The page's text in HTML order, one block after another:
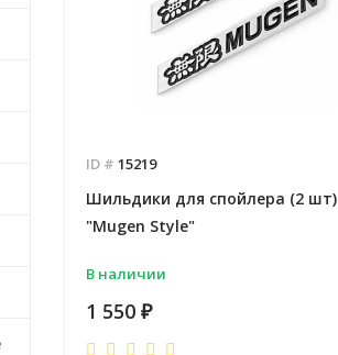
ID # 15219
Шильдики для спойлера (2 шт)
"Mugen Style"
В наличии
1 550 ₽